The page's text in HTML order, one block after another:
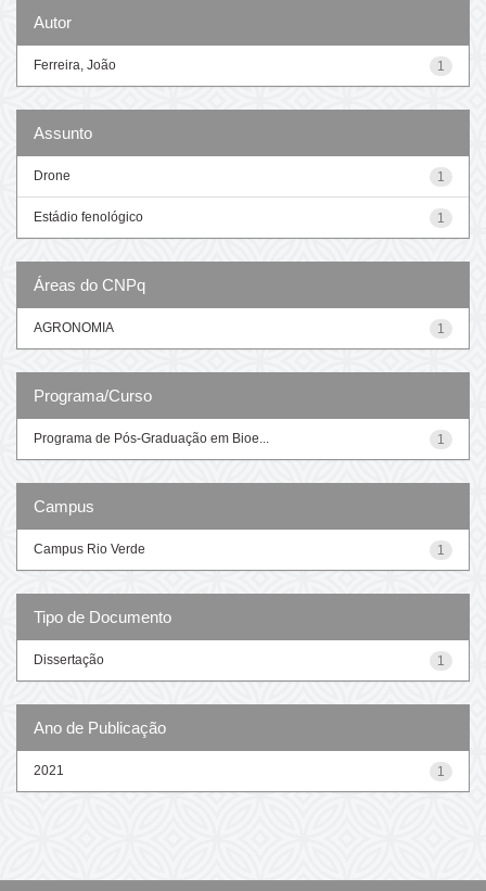
Autor
1
Ferreira, João
Assunto
1
Drone
1
Estádio fenológico
Áreas do CNPq
1
AGRONOMIA
Programa/Curso
1
Programa de Pós-Graduação em Bioe...
Campus
1
Campus Rio Verde
Tipo de Documento
1
Dissertação
Ano de Publicação
1
2021